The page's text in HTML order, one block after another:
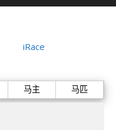
iRace
马主 马匹